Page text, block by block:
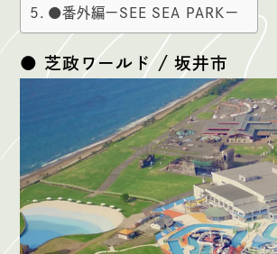
●番外編ーSEE SEA PARKー
● 芝政ワールド / 坂井市